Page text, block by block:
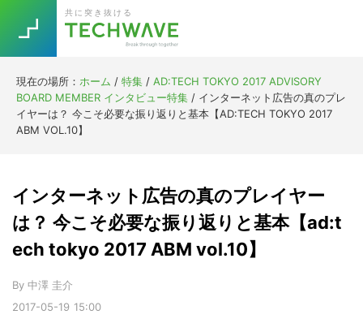
primary
navigation
main
content
primary
sidebar
footer
共に突き抜ける
現在の場所： ホーム / 特集 / AD:TECH TOKYO 2017 ADVISORY
BOARD MEMBER インタビュー特集 / インターネット広告の真のプレ
イヤーは？ 今こそ必要な振り返りと基本【AD:TECH TOKYO 2017
ABM VOL.10】
2017-05-19 15:00
インターネット広告の真のプレイヤー
は？ 今こそ必要な振り返りと基本【ad:t
ech tokyo 2017 ABM vol.10】
By 中澤 圭介
TOPICS
RE:LIFE
Re:Work
[Startup]
[Voice Edition]
Trend
Keywords
今話題の注目キーワード
ニューノーマル